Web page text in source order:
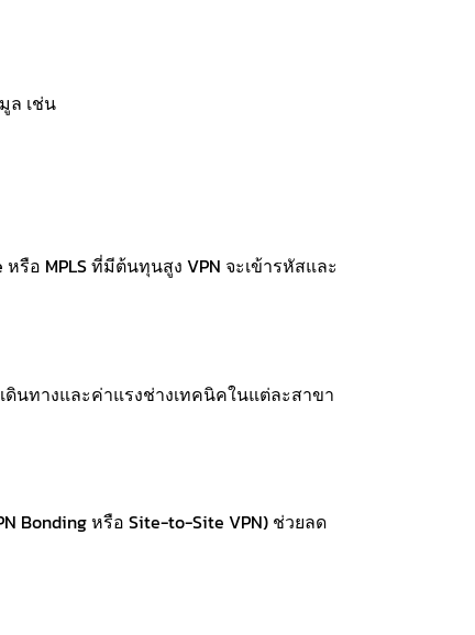
ล เช่น
รือ MPLS ที่มีต้นทุนสูง VPN จะเข้ารหัสและ
นทางและค่าแรงช่างเทคนิคในแต่ละสาขา
Bonding หรือ Site-to-Site VPN) ช่วยลด